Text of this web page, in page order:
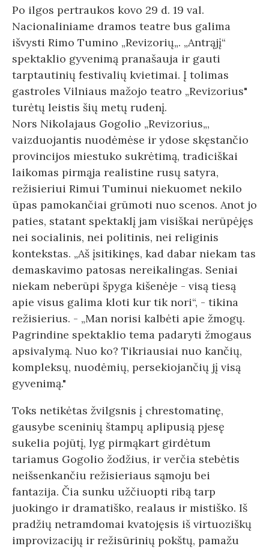
Po ilgos pertraukos kovo 29 d. 19 val.
Nacionaliniame dramos teatre bus galima
išvysti Rimo Tumino „Revizorių„. „Antrąjį“
spektaklio gyvenimą pranašauja ir gauti
tarptautinių festivalių kvietimai. Į tolimas
gastroles Vilniaus mažojo teatro „Revizorius"
turėtų leistis šių metų rudenį.
Nors Nikolajaus Gogolio „Revizorius„,
vaizduojantis nuodėmėse ir ydose skęstančio
provincijos miestuko sukrėtimą, tradiciškai
laikomas pirmąja realistine rusų satyra,
režisieriui Rimui Tuminui niekuomet nekilo
ūpas pamokančiai grūmoti nuo scenos. Anot jo
paties, statant spektaklį jam visiškai nerūpėjęs
nei socialinis, nei politinis, nei religinis
kontekstas. „Aš įsitikinęs, kad dabar niekam tas
demaskavimo patosas nereikalingas. Seniai
niekam neberūpi špyga kišenėje - visą tiesą
apie visus galima kloti kur tik nori“, - tikina
režisierius. - „Man norisi kalbėti apie žmogų.
Pagrindine spektaklio tema padaryti žmogaus
apsivalymą. Nuo ko? Tikriausiai nuo kančių,
kompleksų, nuodėmių, persekiojančių jį visą
gyvenimą."
Toks netikėtas žvilgsnis į chrestomatinę,
gausybe sceninių štampų aplipusią pjesę
sukelia pojūtį, lyg pirmąkart girdėtum
tariamus Gogolio žodžius, ir verčia stebėtis
neišsenkančiu režisieriaus sąmoju bei
fantazija. Čia sunku užčiuopti ribą tarp
juokingo ir dramatiško, realaus ir mistiško. Iš
pradžių netramdomai kvatojęsis iš virtuoziškų
improvizacijų ir režisūrinių pokštų, pamažu